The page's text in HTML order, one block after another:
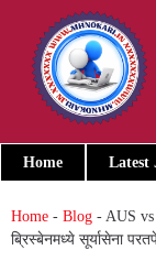
content
Home Latest
Home - Blog - AUS vs
ब्रिस्बेनमध्ये सूर्यासेना